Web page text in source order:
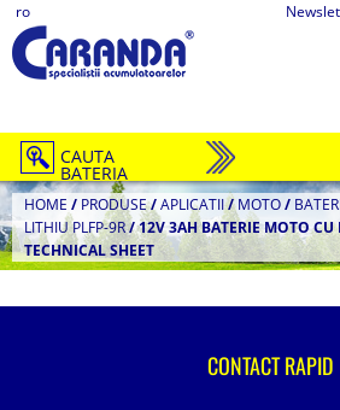
ro
CAUTA
BATERIA
HOME / PRODUSE/APLICATII/MOTO/
LITHIU PLFP-9R/12V 3AH BATERIE MOTO
TECHNICAL SHEET
CONTACT RAPID